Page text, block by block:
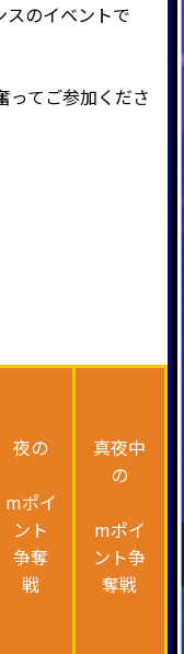
のイベントで
ってご参加くださ
夜の
mポイ
ント
争奪
戦
真夜中
の
mポイ
ント争
奪戦